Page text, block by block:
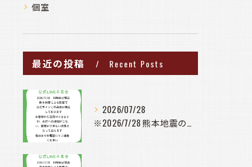
個室
最近の投稿 Recent Posts
2026/07/28
※2026/7/28 熊本地震の影響で公式ラインに不具合が発...